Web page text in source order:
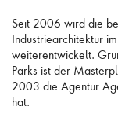
Seit 2006 wird die
Industriearchitektur
weiterentwickelt.
Parks ist der
2003 die Agentur
hat.